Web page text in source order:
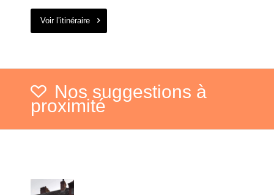
Voir l’itinéraire
Nos suggestions à
proximité